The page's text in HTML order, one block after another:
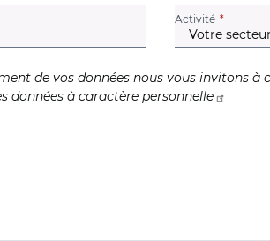
Activité (champ
de vos données nous vous invitons à
données à caractère personnelle